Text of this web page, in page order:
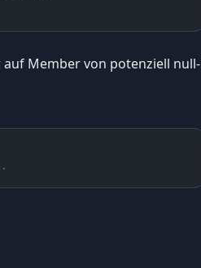
Member von potenziell null-